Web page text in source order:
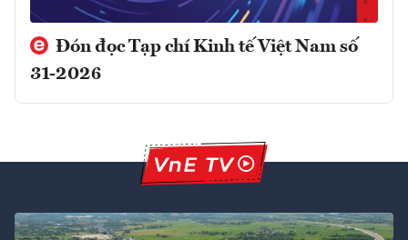
Đón đọc Tạp chí Kinh tế Việt Nam số
31-2026